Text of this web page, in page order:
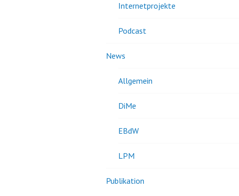
Internetprojekte
Podcast
News
Allgemein
DiMe
EBdW
LPM
Publikation